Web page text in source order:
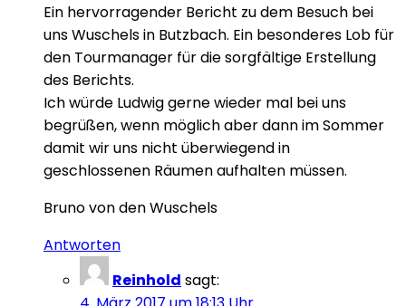
Ein hervorragender Bericht zu dem Besuch bei
uns Wuschels in Butzbach. Ein besonderes Lob für
den Tourmanager für die sorgfältige Erstellung
des Berichts.
Ich würde Ludwig gerne wieder mal bei uns
begrüßen, wenn möglich aber dann im Sommer
damit wir uns nicht überwiegend in
geschlossenen Räumen aufhalten müssen.
Bruno von den Wuschels
Antworten
Reinhold sagt: